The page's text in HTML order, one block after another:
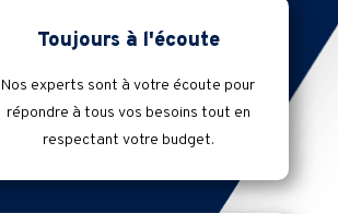
Toujours à l'écoute
Nos experts sont à votre écoute pour
répondre à tous vos besoins tout en
respectant votre budget.